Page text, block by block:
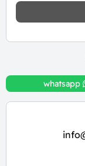
whatsapp